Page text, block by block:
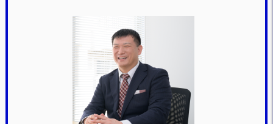
n
a